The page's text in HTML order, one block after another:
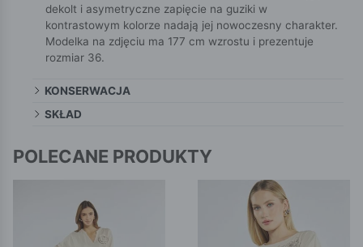
dekolt i asymetryczne zapięcie na guziki w
kontrastowym kolorze nadają jej nowoczesny charakter.
Modelka na zdjęciu ma 177 cm wzrostu i prezentuje
rozmiar 36.
KONSERWACJA
SKŁAD
POLECANE PRODUKTY